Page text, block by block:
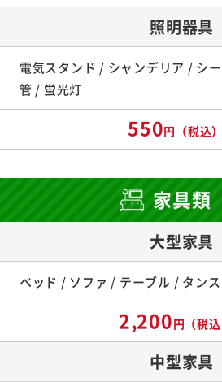
照明器具
電気スタンド / シャンデリア / シ
管 / 蛍光灯
550円（税込
家具類
大型家具
ベッド / ソファ / テーブル / タン
2,200円（税
中型家具